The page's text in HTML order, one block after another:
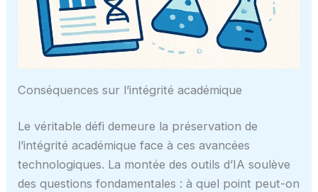
Conséquences sur l’intégrité académique
Le véritable défi demeure la préservation de
l’intégrité académique face à ces avancées
technologiques. La montée des outils d’IA soulève
des questions fondamentales : à quel point peut-on